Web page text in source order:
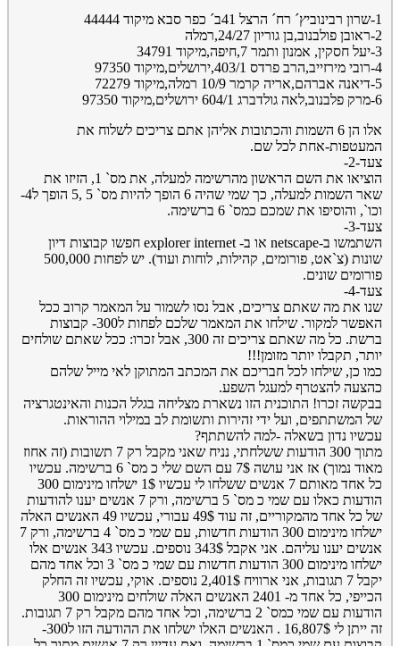
1-שרון רבינוביץ´ רח´ הרצל 41ב´ כפר סבא מיקוד 44444
2-ראובן פולבנוב,בן גוריון 24/27,רמלה
3-יעל חסקין, אמנון ותמר 7,חיפה,מיקוד 34791
4-רובי מירזייב,הרב פרדס 403/1,ירושלים,מיקוד 97350
5-דיאנה אברהם,אריה קרמר 10/9 רמלה,מיקוד 72279
6-מרק פלבנוב,לאה גולדברג 604/1 ירושלים,מיקוד 97350
אלו הן 6 השמות והכתובות אליהן אתם צריכים לשלוח את
המעטפות-אחת לכל שם.
צעד-2-
הוציאו את השם הראשון מהרשימה למעלה, את מס` 1, הזיזו את
שאר השמות למעלה, כך שמי שהיה 6 הופך להיות מס` 5 ,5 הופך ל4-
וכו`, והוסיפו את שמכם כמס` 6 ברשימה.
צעד-3-
השתמשו ב-netscape או ב- explorer internet חפשו קבוצות דיון
שונות (צ`אט, פורומים, קהילות, לוחות ועוד). יש לפחות 500,000
פורומים שונים.
צעד-4-
שנו את מה שאתם צריכים, אבל נסו לשמור על המאמר קרוב ככל
האפשר למקור. שילחו את המאמר שלכם לפחות ל300- קבוצות
ברשת. כל מה שאתם צריכים זה 300, אבל זכרו: ככל שאתם שולחים
יותר, תקבלו יותר מזומן!!!
כמו כן, שילחו לכל חבריכם את המכתב המתוקן לאי מייל שלהם
כהצעה להצטרף למעגל השפע.
בבקשה זכרו! התוכנית הזו נשארת מצליחה בגלל הכנות והאינטגרציה
של המשתתפים, ועל ידי זהירות ותשומת לב במילוי ההוראות.
עכשיו נדון בשאלה -למה להשתתף?
מתוך 300 הודעות ששלחתי, נניח שאני מקבל רק 7 תשובות (זה אחוז
מאוד נמוך) אז אני עושה 7$ עם השם שלי כ מס` 6 ברשימה. עכשיו
כל אחד מאותם 7 אנשים ששלחו לי עכשיו 1$ ישלחו מינימום 300
הודעות כאלו עם שמי כ מס` 5 ברשימה, ורק 7 אנשים יענו להודעות
של כל אחד מהמקוריים, זה עוד 49$ עבורי, עכשיו 49 האנשים האלה
ישלחו מינימום 300 הודעות חדשות, עם שמי כ מס` 4 ברשימה, ורק 7
אנשים יענו עליהם. אני אקבל 343$ נוספים. עכשיו 343 אנשים אלו
ישלחו מינימום 300 הודעות חדשות עם שמי כ מס` 3 וכל אחד מהם
יקבל 7 תגובות, אני ארוויח 2,401$ נוספים. אוקי, עכשיו זה החלק
הכייפי, כל אחד מ- 2401 האנשים האלה שולחים מינימום 300
הודעות עם שמי כמס` 2 ברשימה, וכל אחד מהם מקבל רק 7 תגובות.
זה ייתן לי 16,807$ . האנשים האלו ישלחו את ההודעה הזו ל300-